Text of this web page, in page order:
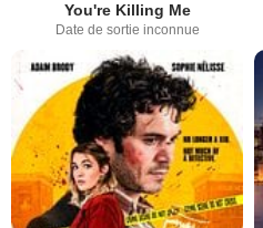
You're Killing Me
Date de sortie inconnue